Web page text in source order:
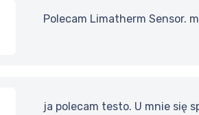
Polecam Limatherm Sensor.
ja polecam testo. U mnie się